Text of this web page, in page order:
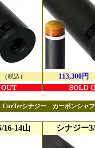
（税込） 113,300円
CueTecシナジー カーボンシャ
16-14山 シナジー